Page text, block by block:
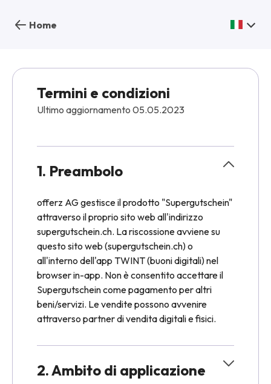
Home
Termini e condizioni
Ultimo aggiornamento 05.05.2023
1. Preambolo
offerz AG gestisce il prodotto "Supergutschein"
attraverso il proprio sito web all'indirizzo
supergutschein.ch. La riscossione avviene su
questo sito web (supergutschein.ch) o
all'interno dell'app TWINT (buoni digitali) nel
browser in-app. Non è consentito accettare il
Supergutschein come pagamento per altri
beni/servizi. Le vendite possono avvenire
attraverso partner di vendita digitali e fisici.
2. Ambito di applicazione